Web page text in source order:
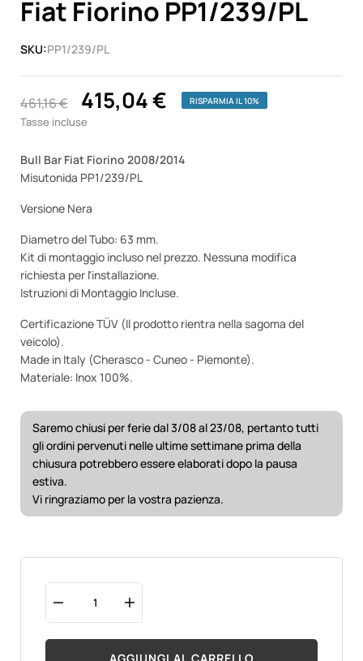
Fiat Fiorino PP1/239/PL
SKU:PP1/239/PL
461,16 € 415,04 € RISPARMIA IL 10%
Tasse incluse
Bull Bar Fiat Fiorino 2008/2014
Misutonida PP1/239/PL
Versione Nera
Diametro del Tubo: 63 mm.
Kit di montaggio incluso nel prezzo. Nessuna modifica
richiesta per l'installazione.
Istruzioni di Montaggio Incluse.
Certificazione TÜV (Il prodotto rientra nella sagoma del
veicolo).
Made in Italy (Cherasco - Cuneo - Piemonte).
Materiale: Inox 100%.
Saremo chiusi per ferie dal 3/08 al 23/08, pertanto tutti
gli ordini pervenuti nelle ultime settimane prima della
chiusura potrebbero essere elaborati dopo la pausa
estiva.
Vi ringraziamo per la vostra pazienza.